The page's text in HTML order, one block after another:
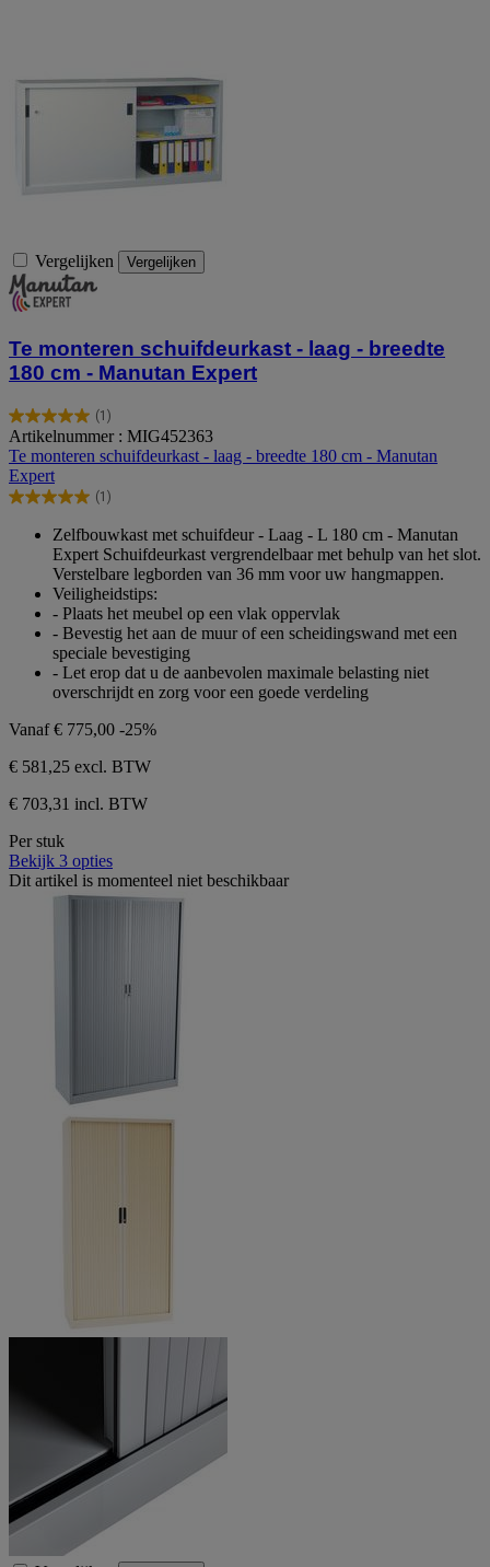
Vergelijken Vergelijken
Te monteren schuifdeurkast - laag - breedte
180 cm - Manutan Expert
(1)
5.0
van
de
5
sterren.
beoordeling
Artikelnummer : MIG452363
Te monteren schuifdeurkast - laag - breedte 180 cm - Manutan
Expert
(1)
5.0
sterren.
beoordeling
Zelfbouwkast met schuifdeur - Laag - L 180 cm - Manutan
Expert Schuifdeurkast vergrendelbaar met behulp van het slot.
Verstelbare legborden van 36 mm voor uw hangmappen.
Veiligheidstips:
- Plaats het meubel op een vlak oppervlak
- Bevestig het aan de muur of een scheidingswand met een
speciale bevestiging
- Let erop dat u de aanbevolen maximale belasting niet
overschrijdt en zorg voor een goede verdeling
Vanaf€ 775,00 -25%
€ 581,25 excl. BTW
€ 703,31 incl. BTW
Per stuk
Bekijk 3 opties
Dit artikel is momenteel niet beschikbaar